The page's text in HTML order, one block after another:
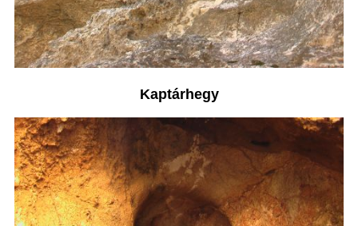
Kaptárhegy